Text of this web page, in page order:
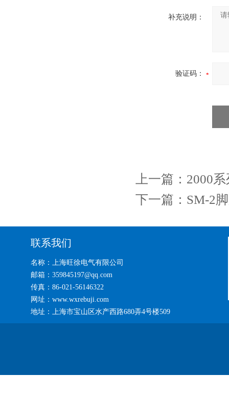
补充说明：
验证码：
上一篇： 2000
下一篇： SM-2
联系我们
名称：上海旺徐电气有限公司
邮箱：359845197@qq.com
传真：86-021-56146322
网址：www.wxrebuji.com
地址：上海市宝山区水产西路680弄4号楼509